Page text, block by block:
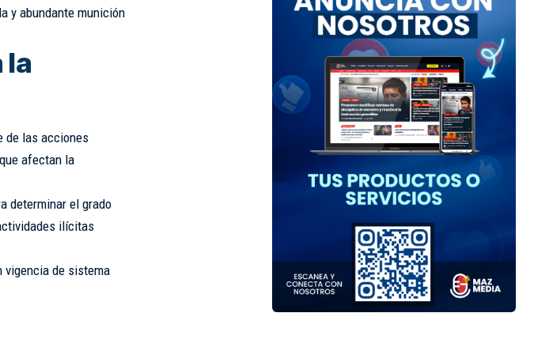
y abundante munición
la
de las acciones
afectan la
determinar el grado
ilícitas
vigencia de sistema